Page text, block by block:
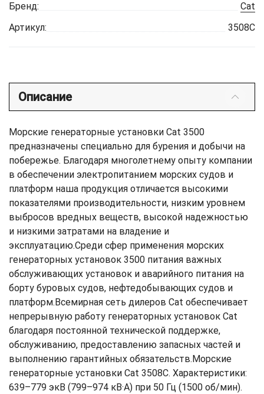
Бренд:
Cat
Артикул:
3508C
Описание
Морские генераторные установки Cat 3500
предназначены специально для бурения и добычи на
побережье. Благодаря многолетнему опыту компании
в обеспечении электропитанием морских судов и
платформ наша продукция отличается высокими
показателями производительности, низким уровнем
выбросов вредных веществ, высокой надежностью
и низкими затратами на владение и
эксплуатацию.Среди сфер применения морских
генераторных установок 3500 питания важных
обслуживающих установок и аварийного питания на
борту буровых судов, нефтедобывающих судов и
платформ.Всемирная сеть дилеров Cat обеспечивает
непрерывную работу генераторных установок Cat
благодаря постоянной технической поддержке,
обслуживанию, предоставлению запасных частей и
выполнению гарантийных обязательств.Морские
генераторные установки Cat 3508C. Характеристики:
639–779 экВ (799–974 кВ·А) при 50 Гц (1500 об/мин).